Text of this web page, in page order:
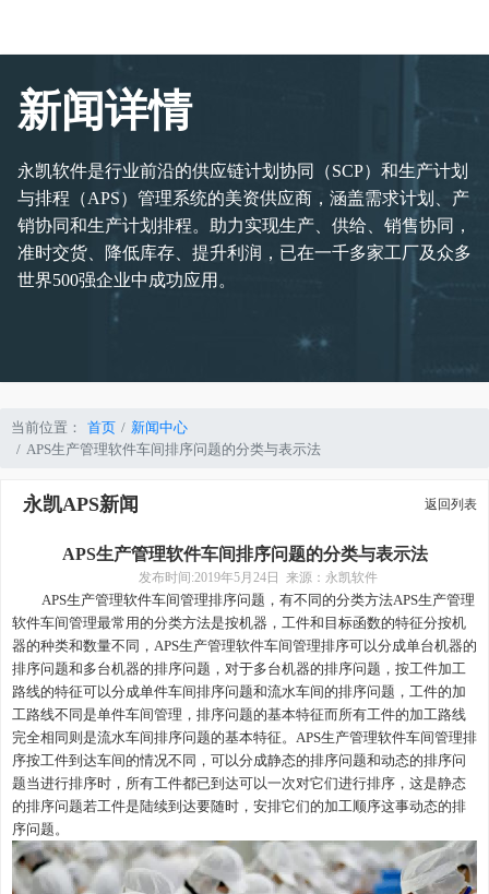
新闻详情
永凯软件是行业前沿的供应链计划协同（SCP）和生产计划
与排程（APS）管理系统的美资供应商，涵盖需求计划、产
销协同和生产计划排程。助力实现生产、供给、销售协同，
准时交货、降低库存、提升利润，已在一千多家工厂及众多
世界500强企业中成功应用。
当前位置： 首页
新闻中心
APS生产管理软件车间排序问题的分类与表示法
永凯APS新闻 返回列表
APS生产管理软件车间排序问题的分类与表示法
发布时间 :2019年5月24日 来源：永凯软件
APS生产管理软件车间管理排序问题 ， 有不同的分类方法APS生产管理
软件车间管理最常用的分类方法是按机器 ， 工件和目标函数的特征分按机
器的种类和数量不同 ， APS生产管理软件车间管理排序可以分成单台机器的
排序问题和多台机器的排序问题 ， 对于多台机器的排序问题 ， 按工件加工
路线的特征可以分成单件车间排序问题和流水车间的排序问题 ， 工件的加
工路线不同是单件车间管理， 排序问题的基本特征而所有工件的加工路线
完全相同则是流水车间排序问题的基本特征。 APS生产管理软件车间管理排
序按工件到达车间的情况不同，可以分成静态的排序问题和动态的排序问
题当进行排序时，所有工件都已到达可以一次对它们进行排序，这是静态
的排序问题若工件是陆续到达要随时 ， 安排它们的加工顺序这事动态的排
序问题。